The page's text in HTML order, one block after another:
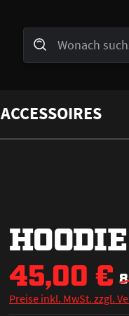
ACCESSOIRES
45,00 €
Preise inkl. MwSt. zzgl.